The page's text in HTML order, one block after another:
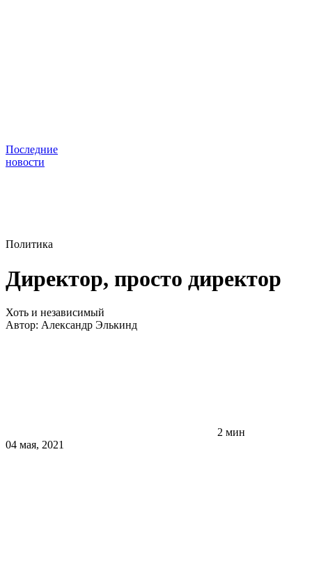
Последние
новости
Политика
Директор, просто директор
Хоть и независимый
Автор: Александр Элькинд
2 мин
04 мая, 2021